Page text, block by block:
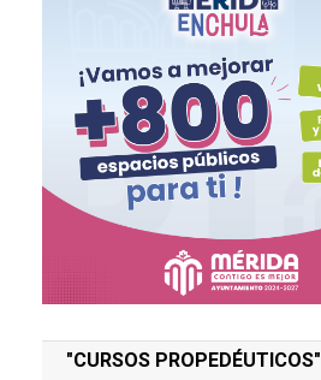
"CURSOS PROPEDÉUTICOS"